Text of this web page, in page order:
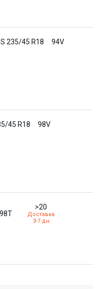
235/45 R18
94V
45 R18
98V
98T
>20
Доставка
3-7 дн